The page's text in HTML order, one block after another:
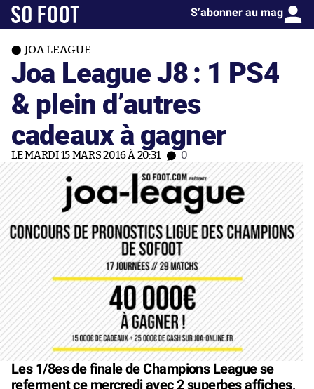
S’abonner au mag
JOA LEAGUE
Joa League J8 : 1 PS4
& plein d’autres
cadeaux à gagner
LE MARDI 15 MARS 2016 À 20:31 0
Les 1/8es de finale de Champions League se
referment ce mercredi avec 2 superbes affiches,